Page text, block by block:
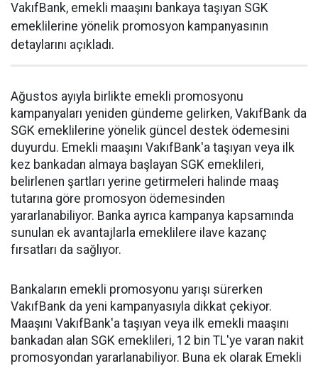
VakıfBank, emekli maaşını bankaya taşıyan SGK
emeklilerine yönelik promosyon kampanyasının
detaylarını açıkladı.
Ağustos ayıyla birlikte emekli promosyonu
kampanyaları yeniden gündeme gelirken, VakıfBank da
SGK emeklilerine yönelik güncel destek ödemesini
duyurdu. Emekli maaşını VakıfBank'a taşıyan veya ilk
kez bankadan almaya başlayan SGK emeklileri,
belirlenen şartları yerine getirmeleri halinde maaş
tutarına göre promosyon ödemesinden
yararlanabiliyor. Banka ayrıca kampanya kapsamında
sunulan ek avantajlarla emeklilere ilave kazanç
fırsatları da sağlıyor.
Bankaların emekli promosyonu yarışı sürerken
VakıfBank da yeni kampanyasıyla dikkat çekiyor.
Maaşını VakıfBank'a taşıyan veya ilk emekli maaşını
bankadan alan SGK emeklileri, 12 bin TL'ye varan nakit
promosyondan yararlanabiliyor. Buna ek olarak Emekli